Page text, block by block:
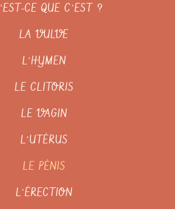
CE QUE C’EST ?
LA VULVE
L’HYMEN
LE CLITORIS
LE VAGIN
L’UTÉRUS
LE PÉNIS
L’ÉRECTION